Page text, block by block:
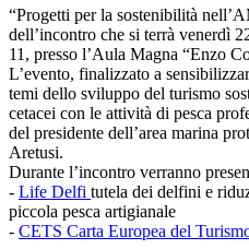
“Progetti per la sostenibilità
dell’incontro che si terrà venerdì
11, presso l’Aula Magna “Enzo
L’evento, finalizzato a
temi dello sviluppo del turismo
cetacei con le attività di pesca
del presidente dell’area marina
Aretusi.
Durante l’incontro verranno
- Life Delfi tutela dei delfini e
piccola pesca artigianale
- CETS Carta Europea del